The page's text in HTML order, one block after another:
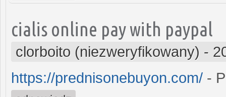
cialis online pay with paypal
clorboito (niezweryfikowany) -
https://prednisonebuyon.com/ -